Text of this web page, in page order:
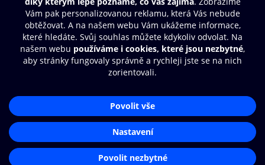
Další zábava
© O2 Czech Republic a.s.
Přístupnost
Zásady zpracování osobních údajů
Nastavení cookies
Aplikace O2 Knihovna
Čti a poslouchej své e-knihy a
audioknihy rychleji a pohodlněji.